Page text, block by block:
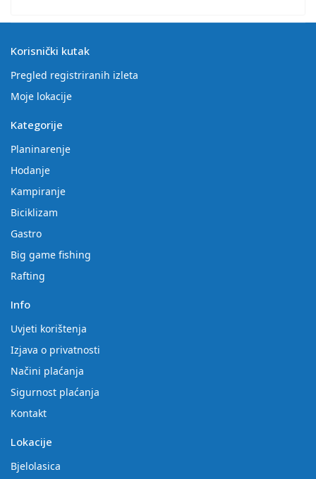
Korisnički kutak
Pregled registriranih izleta
Moje lokacije
Kategorije
Planinarenje
Hodanje
Kampiranje
Biciklizam
Gastro
Big game fishing
Rafting
Info
Uvjeti korištenja
Izjava o privatnosti
Načini plaćanja
Sigurnost plaćanja
Kontakt
Lokacije
Bjelolasica